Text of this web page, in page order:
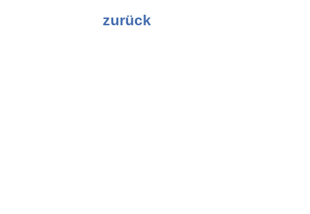
zurück